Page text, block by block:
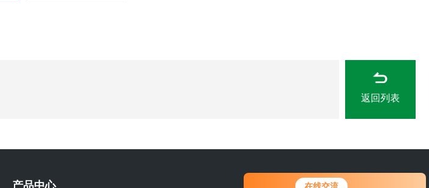
您好！欢迎前来咨询，很高兴为您
返回列表
产品中心